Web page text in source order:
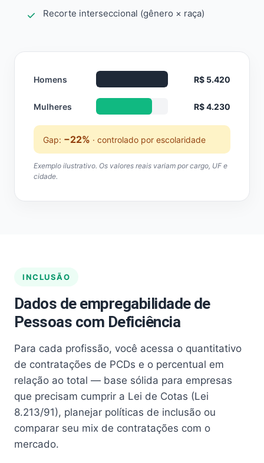
Recorte interseccional (gênero × raça)
Homens R$ 5.420
Mulheres R$ 4.230
Gap: −22% · controlado por escolaridade
Exemplo ilustrativo. Os valores reais variam por cargo, UF e
cidade.
INCLUSÃO
Dados de empregabilidade de
Pessoas com Deficiência
Para cada profissão, você acessa o quantitativo
de contratações de PCDs e o percentual em
relação ao total — base sólida para empresas
que precisam cumprir a Lei de Cotas (Lei
8.213/91), planejar políticas de inclusão ou
comparar seu mix de contratações com o
mercado.